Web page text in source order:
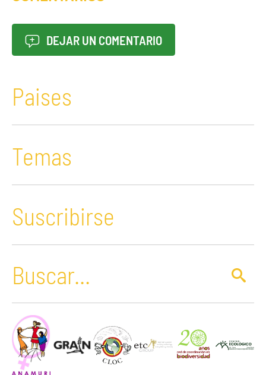
DEJAR UN COMENTARIO
Paises
Temas
Suscribirse